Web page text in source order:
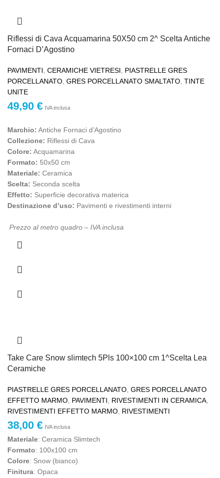
Riflessi di Cava Acquamarina 50X50 cm 2^ Scelta Antiche
Fornaci D’Agostino
PAVIMENTI CERAMICHE VIETRESI
PIASTRELLE GRES
PORCELLANATO GRES PORCELLANATO SMALTATO TINTE
UNITE
49,90 € IVA inclusa
Marchio: Antiche Fornaci d’Agostino
Collezione: Riflessi di Cava
Colore: Acquamarina
Formato: 50x50 cm
Materiale: Ceramica
Scelta: Seconda scelta
Effetto: Superficie decorativa materica
Destinazione d’uso: Pavimenti e rivestimenti interni
Prezzo al metro quadro – IVA inclusa
Take Care Snow slimtech 5Pls 100×100 cm 1^Scelta Lea
Ceramiche
PIASTRELLE GRES PORCELLANATO GRES PORCELLANATO
EFFETTO MARMO PAVIMENTI RIVESTIMENTI IN CERAMICA
RIVESTIMENTI EFFETTO MARMO RIVESTIMENTI
38,00 € IVA inclusa
Materiale: Ceramica Slimtech
Formato: 100x100 cm
Colore: Snow (bianco)
Finitura: Opaca